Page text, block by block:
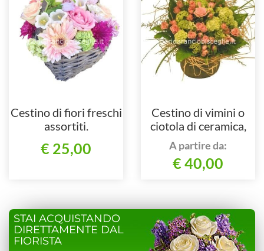
Cestino di fiori freschi
assortiti.
€ 25,00
Cestino di vimini o
ciotola di ceramica,
composto da rose e
verde pregiato.
A partire da:
€ 40,00
STAI ACQUISTANDO
DIRETTAMENTE DAL
FIORISTA